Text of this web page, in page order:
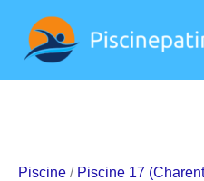
contenu
Piscine / Piscine 17